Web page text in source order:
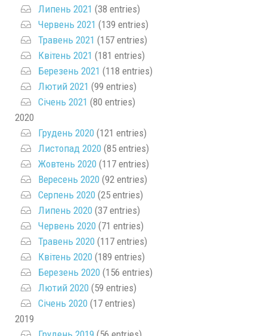
Липень 2021 (38 entries)
Червень 2021 (139 entries)
Травень 2021 (157 entries)
Квітень 2021 (181 entries)
Березень 2021 (118 entries)
Лютий 2021 (99 entries)
Січень 2021 (80 entries)
2020
Грудень 2020 (121 entries)
Листопад 2020 (85 entries)
Жовтень 2020 (117 entries)
Вересень 2020 (92 entries)
Серпень 2020 (25 entries)
Липень 2020 (37 entries)
Червень 2020 (71 entries)
Травень 2020 (117 entries)
Квітень 2020 (189 entries)
Березень 2020 (156 entries)
Лютий 2020 (59 entries)
Січень 2020 (17 entries)
2019